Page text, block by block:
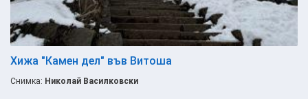
Хижа "Камен дел" във Витоша
Снимка: Николай Василковски